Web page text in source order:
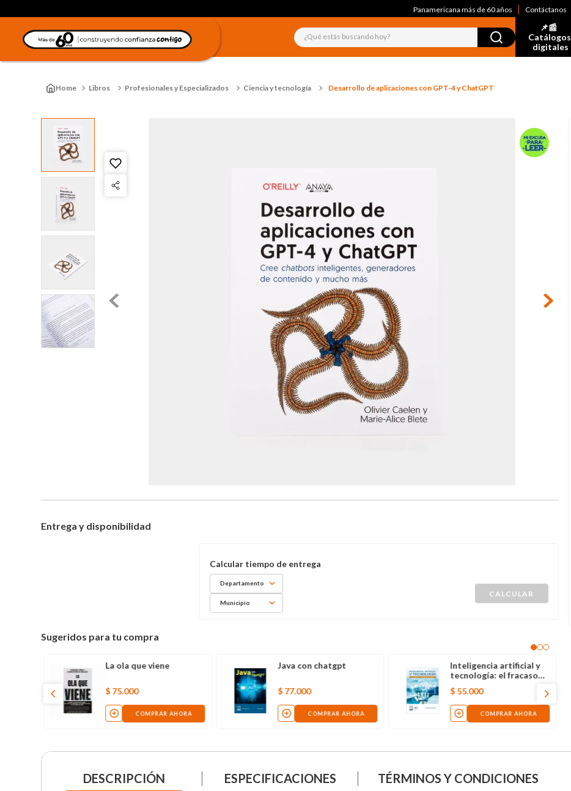
Panamericana más de 60 años Contáctanos
¿Qué estás buscando hoy?
📌📰
Catálogos
digitales
Libros Profesionales y Especializados Ciencia y tecnología Desarrollo de aplicaciones con GPT-4 y ChatGPT
Entrega y disponibilidad
Departamento
Municipio
Sugeridos para tu compra
La ola que viene
$ 75.000
COMPRAR AHORA
Java con chatgpt
$ 77.000
COMPRAR AHORA
Inteligencia artificial y
tecnología: el fracaso
de la revolución digital
$ 55.000
COMPRAR AHORA
DESCRIPCIÓN ESPECIFICACIONES TÉRMINOS Y CONDICIONES